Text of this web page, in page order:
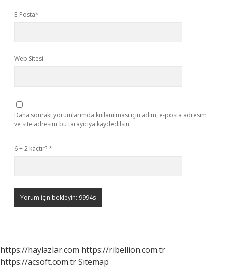
E-Posta*
Web Sitesi
Daha sonraki yorumlarımda kullanılması için adım, e-posta adresim
ve site adresim bu tarayıcıya kaydedilsin.
6 + 2 kaçtır?*
https://haylazlar.com https://ribellion.com.tr
https://acsoft.com.trSitemap